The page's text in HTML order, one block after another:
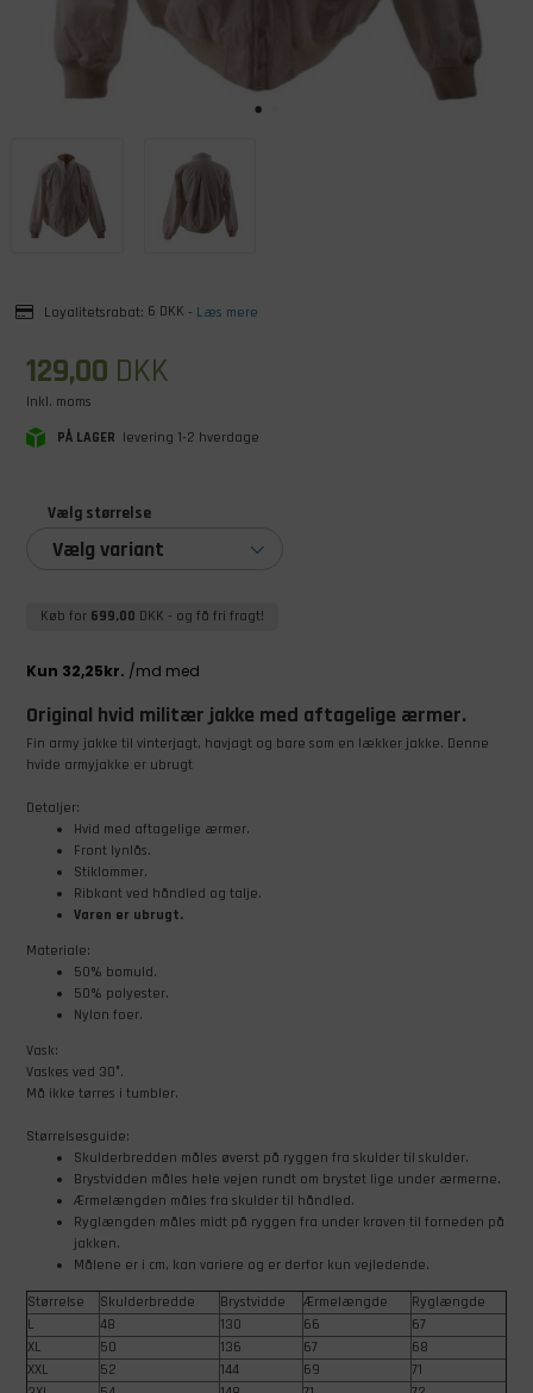
Loyalitetsrabat: 6 DKK - Læs mere
129,00 DKK
Inkl. moms
PÅ LAGER levering 1-2 hverdage
Vælg størrelse
Vælg variant
Køb for 699,00 DKK - og få fri fragt!
Original hvid militær jakke med aftagelige ærmer.
Fin army jakke til vinterjagt, havjagt og bare som en lækker jakke. Denne
hvide armyjakke er ubrugt
Detaljer:
Hvid med aftagelige ærmer.
Front lynlås.
Stiklommer.
Ribkant ved håndled og talje.
Varen er ubrugt.
Materiale:
50% bomuld.
50% polyester.
Nylon foer.
Vask:
Vaskes ved 30°.
Må ikke tørres i tumbler.
Størrelsesguide:
Skulderbredden måles øverst på ryggen fra skulder til skulder.
Brystvidden måles hele vejen rundt om brystet lige under ærmerne.
Ærmelængden måles fra skulder til håndled.
Ryglængden måles midt på ryggen fra under kraven til forneden på
jakken.
Målene er i cm, kan variere og er derfor kun vejledende.
Størrelse Skulderbredde Brystvidde Ærmelængde
Ryglængde
L
48 130 66
67
XL
50 136 67
68
XXL
52 144 69
71